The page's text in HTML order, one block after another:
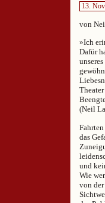
13.
von
»Ich
Dafür
(Neil
das
und
Wie
von